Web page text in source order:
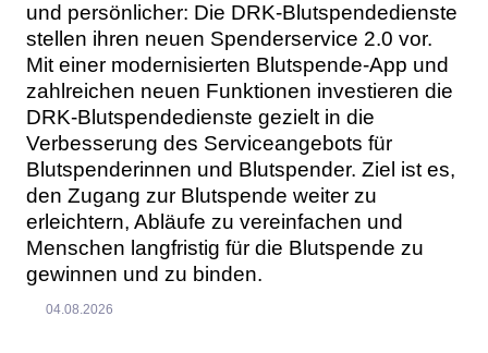
und persönlicher: Die DRK-Blutspendedienste
stellen ihren neuen Spenderservice 2.0 vor.
Mit einer modernisierten Blutspende-App und
zahlreichen neuen Funktionen investieren die
DRK-Blutspendedienste gezielt in die
Verbesserung des Serviceangebots für
Blutspenderinnen und Blutspender. Ziel ist es,
den Zugang zur Blutspende weiter zu
erleichtern, Abläufe zu vereinfachen und
Menschen langfristig für die Blutspende zu
gewinnen und zu binden.
04.08.2026